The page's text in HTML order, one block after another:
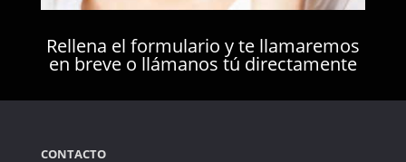
Rellena el formulario y te llamaremos
en breve o llámanos tú directamente
CONTACTO